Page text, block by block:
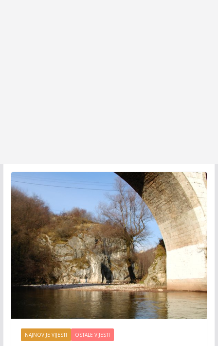
NAJNOVIJE VIJESTI OSTALE VIJESTI